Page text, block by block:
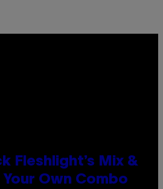
Fleshlight’s Mix &
Own Combo